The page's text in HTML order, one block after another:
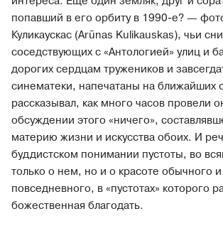
попавший в его орбиту в 1990-е? —
Куликаускас (Arūnas Kulikauskas), чьи
соседствующих с «Антологией» улиц и
дорогих сердцам тружеников и
синематеки, напечатаны на ближайших
рассказывал, как много часов провели
обсуждении этого «ничего»,
материю жизни и искусства обоих. И
буддистском понимании пустоты, во
только о нем, но и о красоте обычного и
повседневного, в «пустотах» которого
божественная благодать.